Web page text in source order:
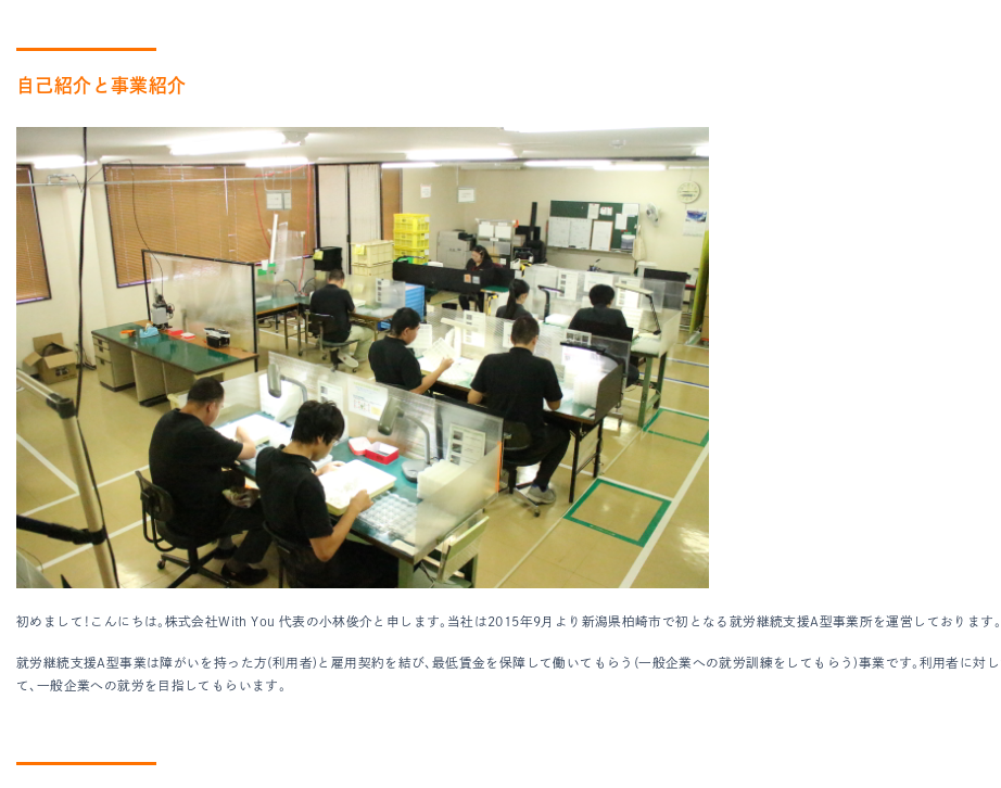
自己紹介と事業紹介
初めまして！こんにちは。株式会社With You 代表の小林俊介と申します。当社は2015年9月より新潟県柏崎市で初となる就労継続支援A型事業所を運営しております。
就労継続支援A型事業は障がいを持った方(利用者)と雇用契約を結び、最低賃金を保障して働いてもらう(一般企業への就労訓練をしてもらう)事業です。利用者に対
て、一般企業への就労を目指してもらいます。